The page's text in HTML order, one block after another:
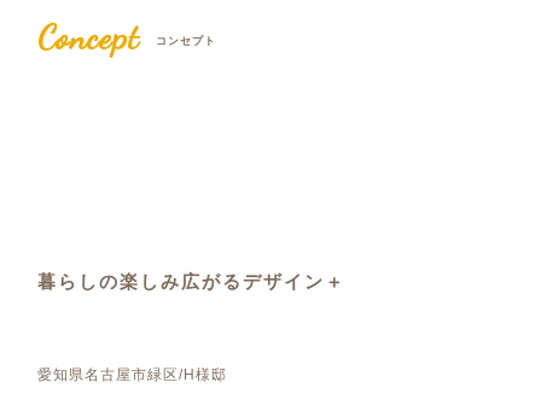
Concept コンセプト
暮らしの楽しみ広がるデザイン＋
愛知県名古屋市緑区/H様邸